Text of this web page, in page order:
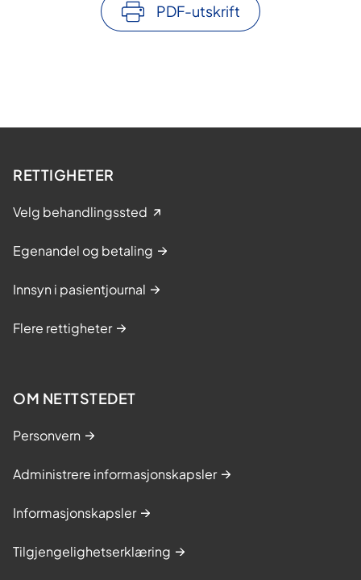
PDF-utskrift
RETTIGHETER
Velg behandlingssted
Egenandel og betaling
Innsyn i pasientjournal
Flere rettigheter
OM NETTSTEDET
Personvern
Administrere informasjonskapsler
Informasjonskapsler
Tilgjengelighetserklæring